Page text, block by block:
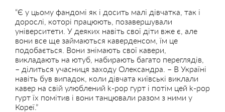
“Є у цьому фандомі як і досить малі дівчатка, так і
дорослі, которі працюють, позавершували
університети. У деяких навіть свої діти вже є, але
вони все ще займаються каверденсом, їм це
подобається. Вони знімають свої кавери,
викладають на ютуб, набирають багато переглядів,
– ділиться учасниця заходу Олександра. – В Україні
навіть був випадок, коли дівчата київські виклали
кавер на свій улюблений k-pop гурт і потім цей k-pop
гурт їх помітив і вони танцювали разом з ними у
Кореї.”